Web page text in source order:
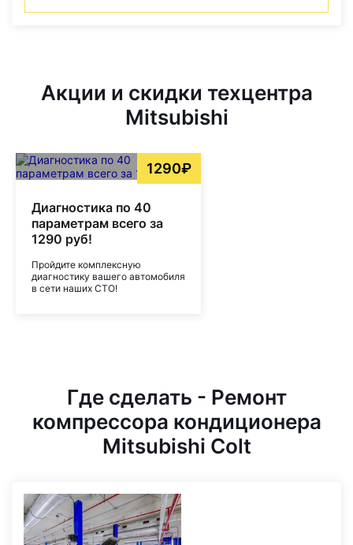
Акции и скидки техцентра
Mitsubishi
1290₽
Диагностика по 40
параметрам всего за
1290 руб!
Пройдите комплексную
диагностику вашего автомобиля
в сети наших СТО!
Где сделать - Ремонт
компрессора кондиционера
Mitsubishi Colt